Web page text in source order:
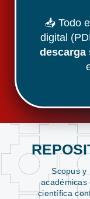
📥 Todo
digital
descarga
Scopus y
académicas
científica